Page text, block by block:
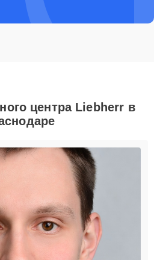
центра Liebherr в